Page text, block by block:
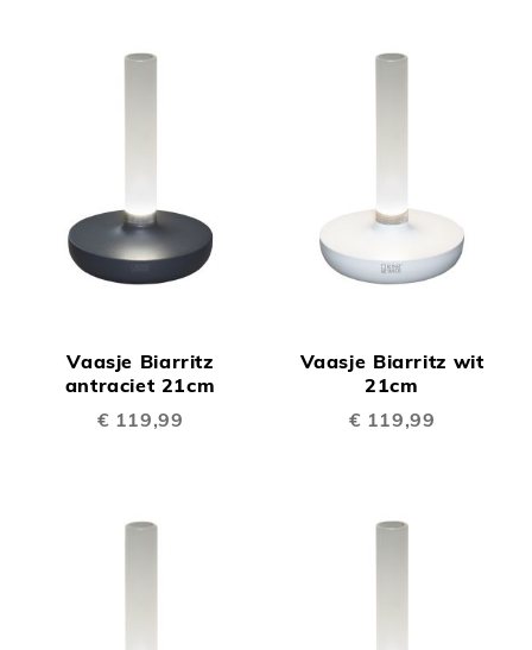
Vaasje Biarritz
antraciet 21cm
€ 119,99
Vaasje Biarritz wit
21cm
€ 119,99